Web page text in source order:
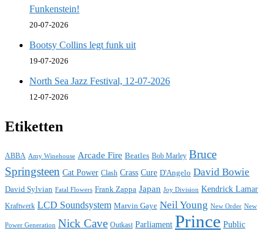
Funkenstein!
20-07-2026
Bootsy Collins legt funk uit
19-07-2026
North Sea Jazz Festival, 12-07-2026
12-07-2026
Etiketten
ABBA Amy Winehouse Arcade Fire Beatles Bob Marley Bruce
Springsteen Cat Power Clash Crass Cure D'Angelo David Bowie
David Sylvian Fatal Flowers Frank Zappa Japan Joy Division Kendrick Lamar
Kraftwerk LCD Soundsystem Marvin Gaye Neil Young New Order New
Power Generation Nick Cave Outkast Parliament Prince Public